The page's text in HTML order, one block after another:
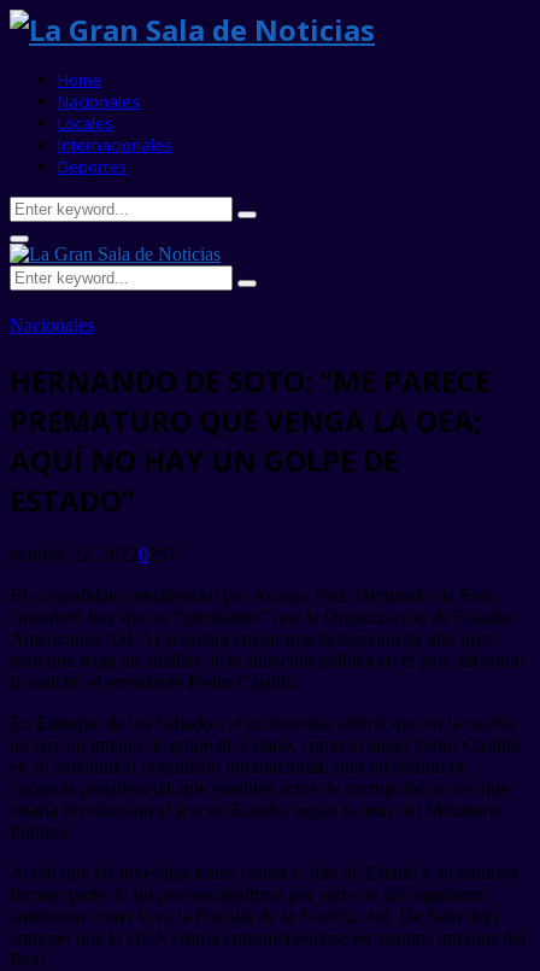
Home
Nacionales
Locales
Internacionales
Deportes
Search
for:
Search
Primary
Menu
Search
for:
Search
Nacionales
HERNANDO DE SOTO: “ME PARECE
PREMATURO QUE VENGA LA OEA;
AQUÍ NO HAY UN GOLPE DE
ESTADO”
octubre 22, 20220297
El excandidato presidencial por Avanza País, Hernando de Soto,
consideró hoy que es “prematuro” que la Organización de Estados
Americanos (OEA) acordara enviar una delegación de alto nivel
para que haga un análisis de la situación política en el país, tal como
lo solicitó el presidente Pedro Castillo.
En Enfoque de los Sábados, el economista afirmó que en la nación
no hay un intento de golpe de Estado, como lo alegó Pedro Castillo
en su solicitud al organismo internacional, sino un pedido de
vacancia presidencial ante posibles actos de corrupción en los que
estaría involucrado el jefe de Estado, según la tesis del Ministerio
Público.
Acotó que las investigaciones contra el jefe de Estado y su entorno
forman parte de un proceso legítimo por parte de un organismo
autónomo como lo es la Fiscalía de la Nación. Así, De Soto dejó
entrever que la OEA estaría entrometiéndose en asuntos internos del
Perú.